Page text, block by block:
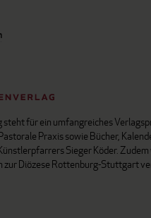
steht für ein umfangreiches
Praxis sowie Bücher,
Sieger Köder.
zur Diözese Rottenburg-Stuttgart